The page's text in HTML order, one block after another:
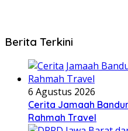
Berita Terkini
6 Agustus 2026
Cerita Jamaah
Rahmah Travel